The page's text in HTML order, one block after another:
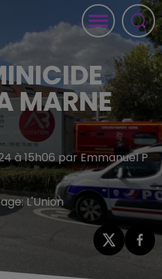
MARNE
à 15h06 par Emmanuel P
L'Union